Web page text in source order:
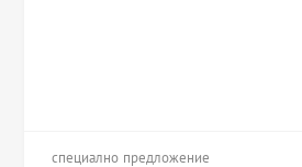
специално предложение